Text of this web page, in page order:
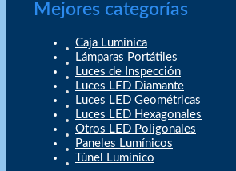
Mejores categorías
Caja Lumínica
Lámparas Portátiles
Luces de Inspección
Luces LED Diamante
Luces LED Geométricas
Luces LED Hexagonales
Otros LED Poligonales
Paneles Lumínicos
Túnel Lumínico